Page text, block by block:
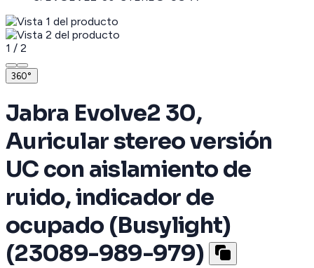
1 / 2
360°
Jabra Evolve2 30,
Auricular stereo versión
UC con aislamiento de
ruido, indicador de
ocupado (Busylight)
(23089-989-979)